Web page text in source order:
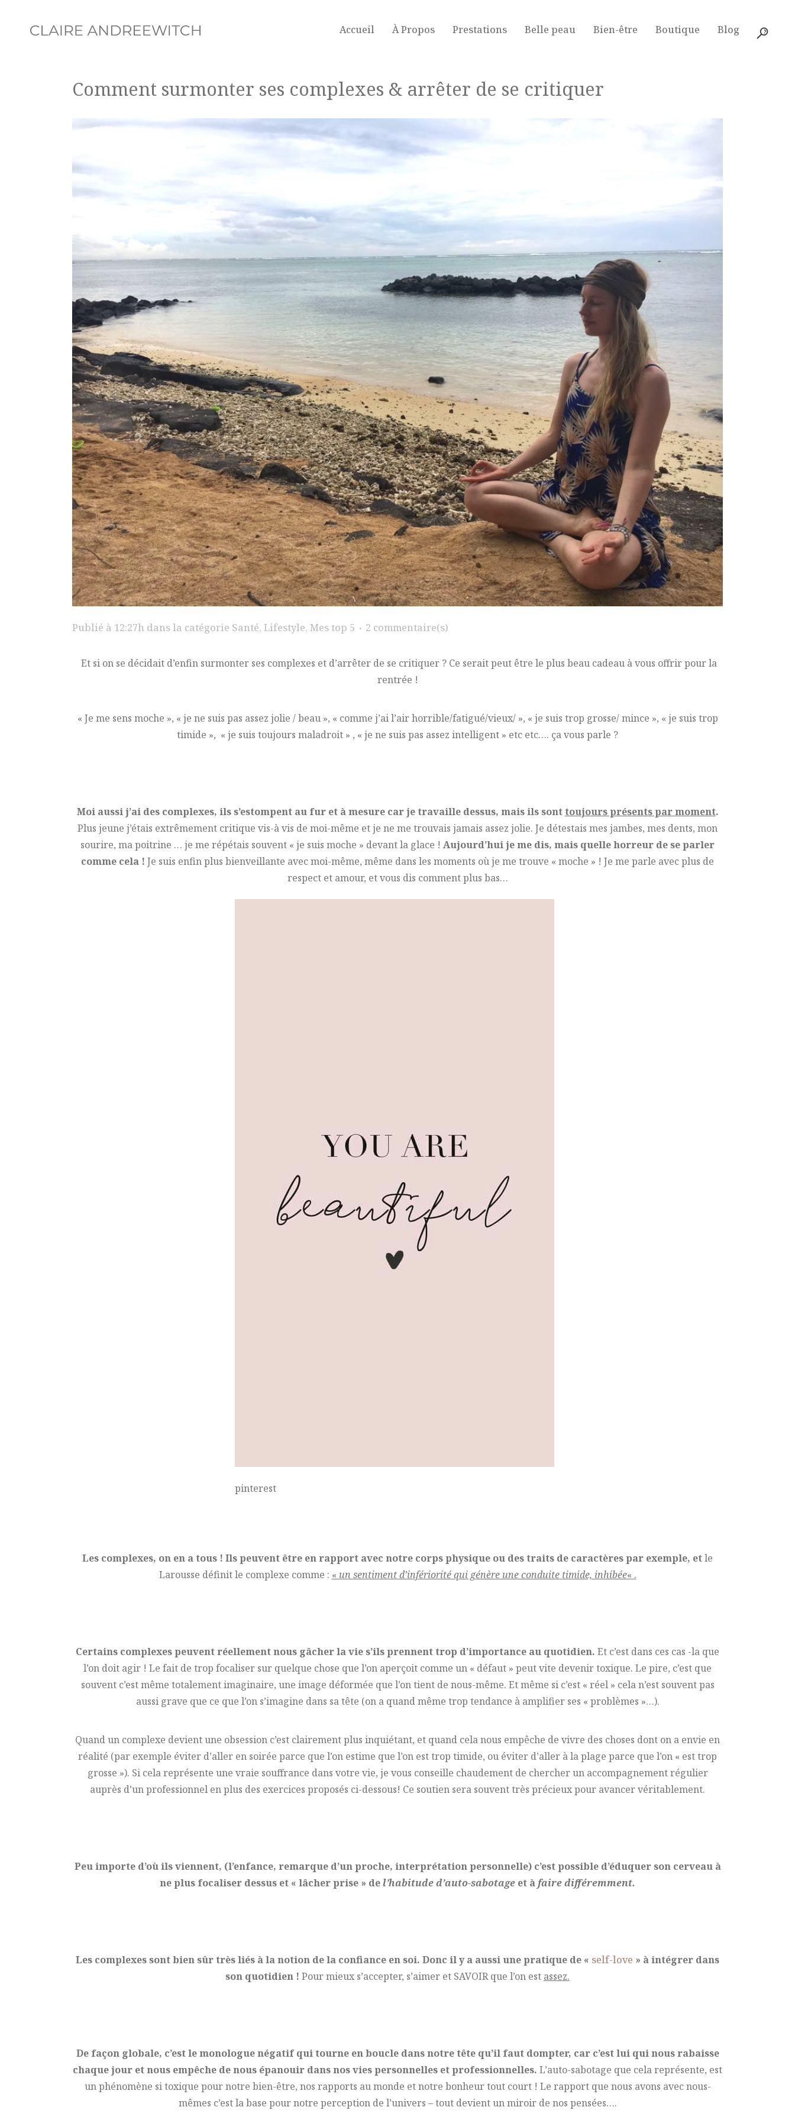
Accueil À Propos Prestations Belle peau Bien-être Boutique Blog
Comment surmonter ses complexes & arrêter de se critiquer
Publié à 12:27h dans la catégorie Santé, Lifestyle, Mes top 5 2 commentaire(s)
Et si on se décidait d’enfin surmonter ses complexes et d’arrêter de se critiquer ? Ce serait peut être le plus beau cadeau à vous offrir pour la
rentrée !
« Je me sens moche », « je ne suis pas assez jolie / beau », « comme j’ai l’air horrible/fatigué/vieux/ », « je suis trop grosse/ mince », « je suis trop
timide », « je suis toujours maladroit » , « je ne suis pas assez intelligent » etc etc…. ça vous parle ?
Moi aussi j’ai des complexes, ils s’estompent au fur et à mesure car je travaille dessus, mais ils sonttoujours présents par moment.
Plus jeune j’étais extrêmement critique vis-à vis de moi-même et je ne me trouvais jamais assez jolie. Je détestais mes jambes, mes dents, mon
sourire, ma poitrine … je me répétais souvent « je suis moche » devant la glace ! Aujourd’hui je me dis, mais quelle horreur de se parler
comme cela ! Je suis enfin plus bienveillante avec moi-même, même dans les moments où je me trouve « moche » ! Je me parle avec plus de
respect et amour, et vous dis comment plus bas…
pinterest
Les complexes, on en a tous ! Ils peuvent être en rapport avec notre corps physique ou des traits de caractères par exemple, etle
Larousse définit le complexe comme : « un sentiment d’infériorité qui génère une conduite timide, inhibée« .
Certains complexes peuvent réellement nous gâcher la vie s’ils prennent trop d’importance au quotidien. Et c’est dans ces cas -la que
l’on doit agir ! Le fait de trop focaliser sur quelque chose que l’on aperçoit comme un « défaut » peut vite devenir toxique. Le pire, c’est que
souvent c’est même totalement imaginaire, une image déformée que l’on tient de nous-même. Et même si c’est « réel » cela n’est souvent pas
aussi grave que ce que l’on s’imagine dans sa tête (on a quand même trop tendance à amplifier ses « problèmes »…).
Quand un complexe devient une obsession c’est clairement plus inquiétant, et quand cela nous empêche de vivre des choses dont on a envie en
réalité (par exemple éviter d’aller en soirée parce que l’on estime que l’on est trop timide, ou éviter d’aller à la plage parce que l’on « est trop
grosse »). Si cela représente une vraie souffrance dans votre vie, je vous conseille chaudement de chercher un accompagnement régulier
auprès d’un professionnel en plus des exercices proposés ci-dessous! Ce soutien sera souvent très précieux pour avancer véritablement.
Peu importe d’où ils viennent, (l’enfance, remarque d’un proche, interprétation personnelle) c’est possible d’éduquer son cerveau à
ne plus focaliser dessus et « lâcher prise » de l’habitude d’auto-sabotage et àfaire différemment.
Les complexes sont bien sûr très liés à la notion de la confiance en soi. Donc il y a aussi une pratique de « self-love » à intégrer dans
son quotidien ! Pour mieux s’accepter, s’aimer et SAVOIR que l’on est assez.
De façon globale, c’est le monologue négatif qui tourne en boucle dans notre tête qu’il faut dompter, car c’est lui qui nous rabaisse
chaque jour et nous empêche de nous épanouir dans nos vies personnelles et professionnelles. L’auto-sabotage que cela représente, est
un phénomène si toxique pour notre bien-être, nos rapports au monde et notre bonheur tout court ! Le rapport que nous avons avec nous-
mêmes c’est la base pour notre perception de l’univers – tout devient un miroir de nos pensées….